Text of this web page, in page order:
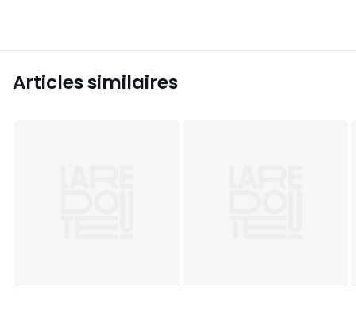
Articles similaires